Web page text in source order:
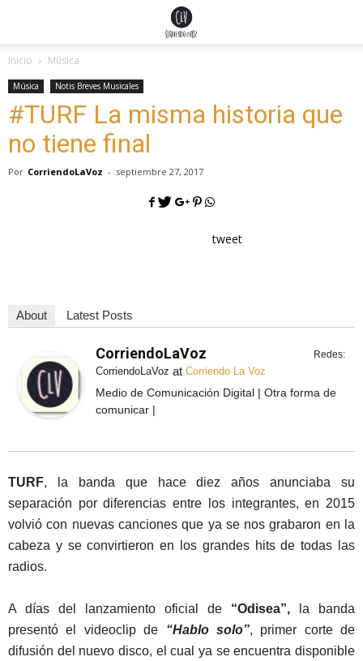
Inicio Música
Música Notis Breves Musicales
#TURF La misma historia que
no tiene final
Por CorriendoLaVoz - septiembre 27, 2017
tweet
About Latest Posts
Redes:
CorriendoLaVoz
CorriendoLaVoz at Corriendo La Voz
Medio de Comunicación Digital | Otra forma de
comunicar |
TURF, la banda que hace diez años anunciaba su
separación por diferencias entre los integrantes, en 2015
volvió con nuevas canciones que ya se nos grabaron en la
cabeza y se convirtieron en los grandes hits de todas las
radios.
A días del lanzamiento oficial de “Odisea”, la banda
presentó el videoclip de “Hablo solo”, primer corte de
difusión del nuevo disco, el cual ya se encuentra disponible